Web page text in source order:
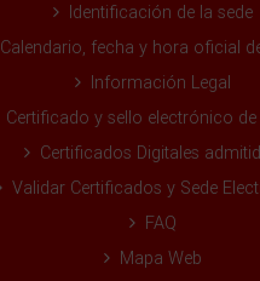
Identificación de la sede
Calendario, fecha y hora oficial
Información Legal
Certificado y sello electrónico de
Certificados Digitales
Validar Certificados y Sede
FAQ
Mapa Web